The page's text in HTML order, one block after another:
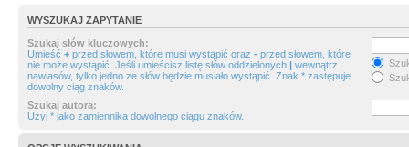
WYSZUKAJ ZAPYTANIE
Szukaj słów kluczowych:
Umieść + przed słowem, które musi wystąpić oraz - przed słowem, które
nie może wystąpić. Jeśli umieścisz listę słów oddzielonych | wewnątrz
nawiasów, tylko jedno ze słów będzie musiało wystąpić. Znak * zastępuje
dowolny ciąg znaków.
Szukaj autora:
Użyj * jako zamiennika dowolnego ciągu znaków.